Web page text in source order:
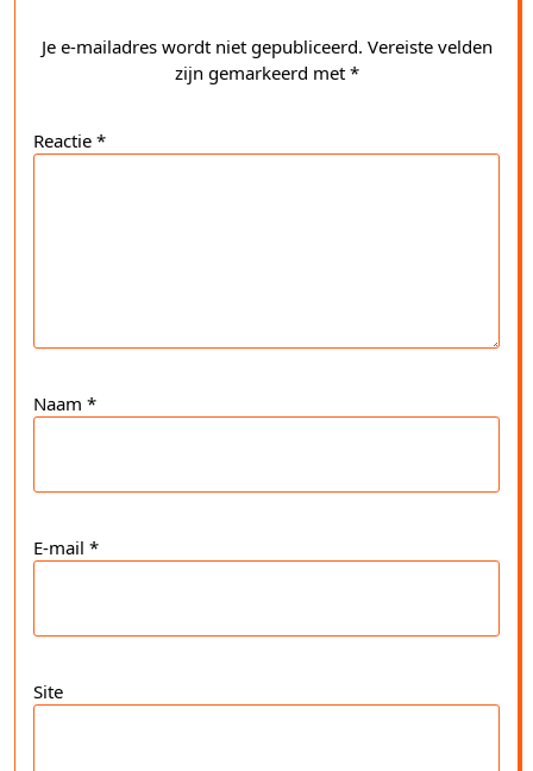
Je e-mailadres wordt niet gepubliceerd. Vereiste velden
zijn gemarkeerd met *
Reactie *
Naam *
E-mail *
Site